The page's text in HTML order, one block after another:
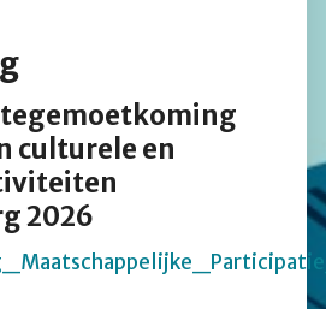
culturele en
2026